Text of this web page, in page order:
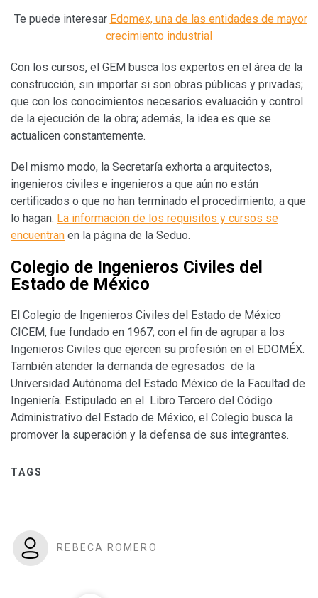
Te puede interesar Edomex, una de las entidades de mayor
crecimiento industrial
Con los cursos, el GEM busca los expertos en el área de la
construcción, sin importar si son obras públicas y privadas;
que con los conocimientos necesarios evaluación y control
de la ejecución de la obra; además, la idea es que se
actualicen constantemente.
Del mismo modo, la Secretaría exhorta a arquitectos,
ingenieros civiles e ingenieros a que aún no están
certificados o que no han terminado el procedimiento, a que
lo hagan. La información de los requisitos y cursos se
encuentran en la página de la Seduo.
Colegio de Ingenieros Civiles del
Estado de México
El Colegio de Ingenieros Civiles del Estado de México
CICEM, fue fundado en 1967; con el fin de agrupar a los
Ingenieros Civiles que ejercen su profesión en el EDOMÉX.
También atender la demanda de egresados de la
Universidad Autónoma del Estado México de la Facultad de
Ingeniería. Estipulado en el Libro Tercero del Código
Administrativo del Estado de México, el Colegio busca la
promover la superación y la defensa de sus integrantes.
TAGS
REBECA ROMERO